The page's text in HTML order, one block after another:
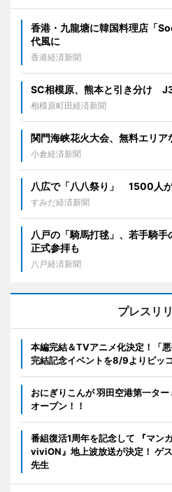
香港・九龍塘に韓国料理店「
代風に
香港経済新聞
SC相模原、熊本と引き分け
相模原町田経済新聞
関門海峡花火大会、無料エリ
小倉経済新聞
八広で「八八祭り」 1500人
すみだ経済新聞
八戸の「騎馬打毬」、若手騎
正式参拝も
八戸経済新聞
プレスリ
本編完結＆TVアニメ化決定！「
完結記念イベントを8/9よりピッ
おにぎりこんが 羽田空港第一タ
オープン！！
番組復活1周年を記念して 『マ
viviON』地上波放送が決定！ ゲ
先生